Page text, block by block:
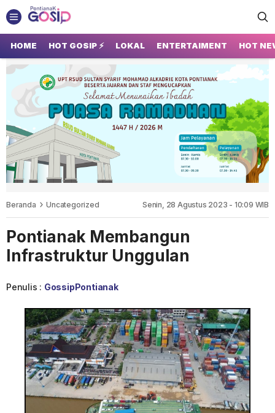
GOSIP PONTIANAK
Tempatnya Gosip Terupdate Pontianak
HOME HOT GOSIP ⚡ LOKAL ENTERTAIMENT HOT
Beranda Uncategorized Senin, 28 Agustus 2023 - 10:09 WIB
Pontianak Membangun
Infrastruktur Unggulan
Penulis : GossipPontianak